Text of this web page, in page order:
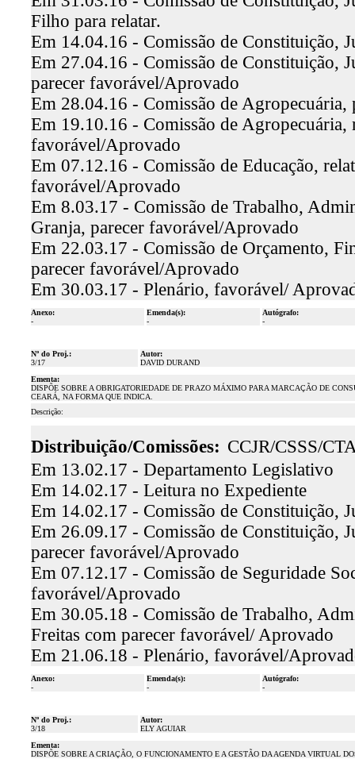
Filho para relatar.
Em 14.04.16 - Comissão de Constituição,
Em 27.04.16 - Comissão de Constituição,
parecer favorável/Aprovado
Em 28.04.16 - Comissão de Agropecuária,
Em 19.10.16 - Comissão de
favorável/Aprovado
Em 07.12.16 - Comissão de Educação,
favorável/Aprovado
Em 8.03.17 - Comissão de Trabalho,
Granja, parecer favorável/Aprovado
Em 22.03.17 - Comissão de Orçamento,
parecer favorável/Aprovado
Em 30.03.17 - Plenário, favorável/
Anexo:
-
Emenda(s):
-
Autógrafo:
-
Nº do Proj.:
3/17
Autor:
DAVID DURAND
Ementa:
DISPÕE SOBRE A OBRIGATORIEDADE DE PRAZO MÁXIMO PARA MARCAÇÃO DE
CEARÁ, NA FORMA QUE INDICA.
Descrição:
Distribuição/Comissões: CCJR/CSSS/
Em 13.02.17 - Departamento Legislativo
Em 14.02.17 - Leitura no Expediente
Em 14.02.17 - Comissão de Constituição,
Em 26.09.17 - Comissão de Constituição,
parecer favorável/Aprovado
Em 07.12.17 - Comissão de Seguridade
favorável/Aprovado
Em 30.05.18 - Comissão de Trabalho,
Freitas com parecer favorável/ Aprovado
Em 21.06.18 - Plenário, favorável/
Anexo:
-
Emenda(s):
-
Autógrafo:
-
Nº do Proj.:
3/18
Autor:
ELY AGUIAR
Ementa:
DISPÕE SOBRE A CRIAÇÃO, O FUNCIONAMENTO E A GESTÃO DA AGENDA VIRTUAL